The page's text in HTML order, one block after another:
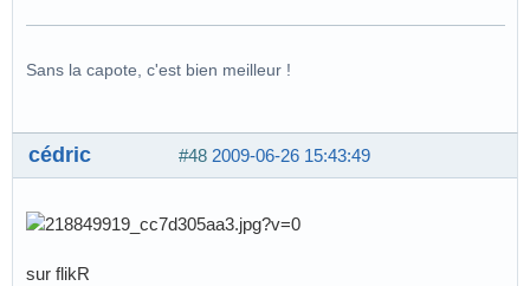
Sans la capote, c'est bien meilleur !
#48 2009-06-26 15:43:49
cédric
sur flikR